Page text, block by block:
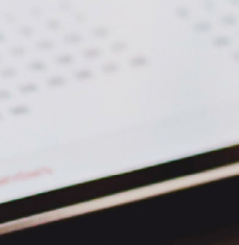
RECETAS
privada